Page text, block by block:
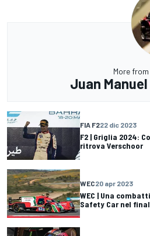
More from
Juan
FIA F222 dic 2023
F2 | Griglia 2024:
ritrova Verschoor
WEC20 apr 2023
WEC | Una
Safety Car nel